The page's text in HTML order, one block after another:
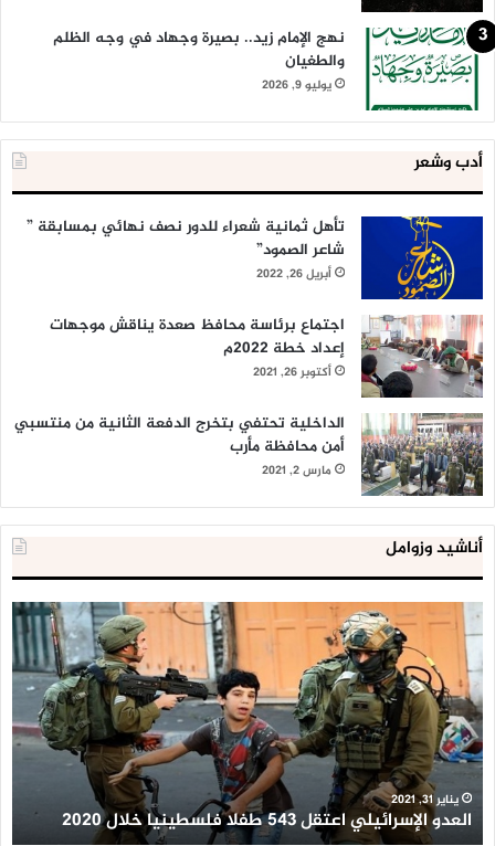
نهج الإمام زيد.. بصيرة وجهاد في وجه الظلم
والطغيان
يوليو 9, 2026
أدب وشعر
تأهل ثمانية شعراء للدور نصف نهائي بمسابقة ”
شاعر الصمود”
أبريل 26, 2022
اجتماع برئاسة محافظ صعدة يناقش موجهات
إعداد خطة 2022م
أكتوبر 26, 2021
الداخلية تحتفي بتخرج الدفعة الثانية من منتسبي
أمن محافظة مأرب
مارس 2, 2021
أناشيد وزوامل
العدو
الإسرائيلي
اعتقل
543
طفلا
فلسطينيا
خلال
2020
يناير 31, 2021
العدو الإسرائيلي اعتقل 543 طفلا فلسطينيا خلال 2020